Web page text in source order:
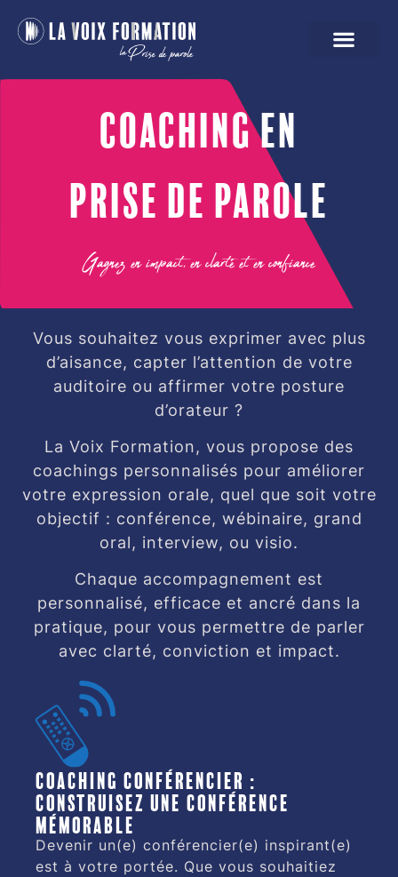
Coaching en
prise de parole
Gagnez en impact, en clarté et en confiance
Vous souhaitez vous exprimer avec plus
d’aisance, capter l’attention de votre
auditoire ou affirmer votre posture
d’orateur ?
La Voix Formation, vous propose des
coachings personnalisés pour améliorer
votre expression orale, quel que soit votre
objectif : conférence, wébinaire, grand
oral, interview, ou visio.
Chaque accompagnement est
personnalisé, efficace et ancré dans la
pratique, pour vous permettre de parler
avec clarté, conviction et impact.
Coaching conférencier :
construisez une conférence
mémorable
Devenir un(e) conférencier(e) inspirant(e)
est à votre portée. Que vous souhaitiez